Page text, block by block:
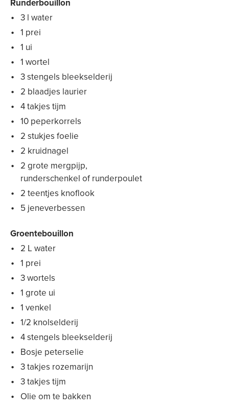
Runderbouillon
3 l water
1 prei
1 ui
1 wortel
3 stengels bleekselderij
2 blaadjes laurier
4 takjes tijm
10 peperkorrels
2 stukjes foelie
2 kruidnagel
2 grote mergpijp,
runderschenkel of runderpoulet
2 teentjes knoflook
5 jeneverbessen
Groentebouillon
2 L water
1 prei
3 wortels
1 grote ui
1 venkel
1/2 knolselderij
4 stengels bleekselderij
Bosje peterselie
3 takjes rozemarijn
3 takjes tijm
Olie om te bakken